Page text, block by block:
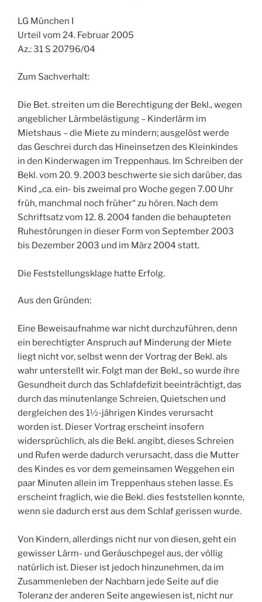
LG München I
Urteil vom 24. Februar 2005
Az.: 31 S 20796/04
Zum Sachverhalt:
Die Bet. streiten um die Berechtigung der Bekl., wegen
angeblicher Lärmbelästigung – Kinderlärm im
Mietshaus – die Miete zu mindern; ausgelöst werde
das Geschrei durch das Hineinsetzen des Kleinkindes
in den Kinderwagen im Treppenhaus. Im Schreiben der
Bekl. vom 20. 9. 2003 beschwerte sie sich darüber, das
Kind „ca. ein- bis zweimal pro Woche gegen 7.00 Uhr
früh, manchmal noch früher“ zu hören. Nach dem
Schriftsatz vom 12. 8. 2004 fanden die behaupteten
Ruhestörungen in dieser Form von September 2003
bis Dezember 2003 und im März 2004 statt.
Die Feststellungsklage hatte Erfolg.
Aus den Gründen:
Eine Beweisaufnahme war nicht durchzuführen, denn
ein berechtigter Anspruch auf Minderung der Miete
liegt nicht vor, selbst wenn der Vortrag der Bekl. als
wahr unterstellt wir. Folgt man der Bekl., so wurde ihre
Gesundheit durch das Schlafdefizit beeinträchtigt, das
durch das minutenlange Schreien, Quietschen und
dergleichen des 1½-jährigen Kindes verursacht
worden ist. Dieser Vortrag erscheint insofern
widersprüchlich, als die Bekl. angibt, dieses Schreien
und Rufen werde dadurch verursacht, dass die Mutter
des Kindes es vor dem gemeinsamen Weggehen ein
paar Minuten allein im Treppenhaus stehen lasse. Es
erscheint fraglich, wie die Bekl. dies feststellen konnte,
wenn sie dadurch erst aus dem Schlaf gerissen wurde.
Von Kindern, allerdings nicht nur von diesen, geht ein
gewisser Lärm- und Geräuschpegel aus, der völlig
natürlich ist. Dieser ist jedoch hinzunehmen, da im
Zusammenleben der Nachbarn jede Seite auf die
Toleranz der anderen Seite angewiesen ist, nicht nur